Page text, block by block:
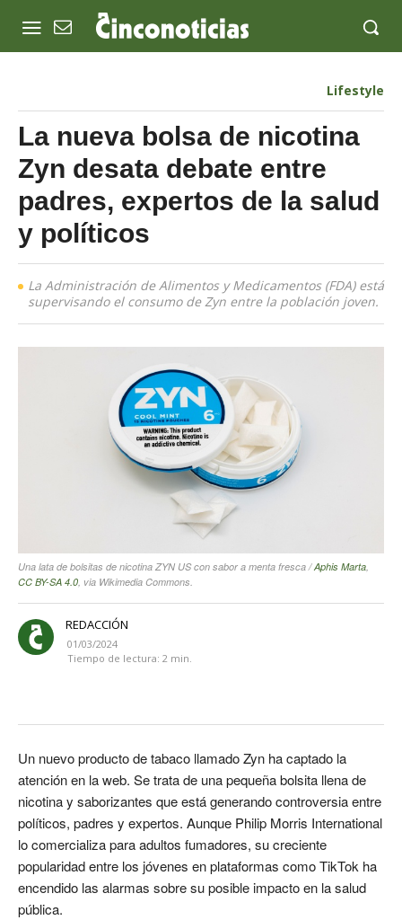
Lifestyle
La nueva bolsa de nicotina
Zyn desata debate entre
padres, expertos de la salud
y políticos
La Administración de Alimentos y Medicamentos (FDA) está
supervisando el consumo de Zyn entre la población joven.
Una lata de bolsitas de nicotina ZYN US con sabor a menta fresca /Aphis Marta,
CC BY-SA 4.0, via Wikimedia Commons.
REDACCIÓN
01/03/2024
Tiempo de lectura: 2 min.
Un nuevo producto de tabaco llamado Zyn ha captado la
atención en la web. Se trata de una pequeña bolsita llena de
nicotina y saborizantes que está generando controversia entre
políticos, padres y expertos. Aunque Philip Morris International
lo comercializa para adultos fumadores, su creciente
popularidad entre los jóvenes en plataformas como TikTok ha
encendido las alarmas sobre su posible impacto en la salud
pública.